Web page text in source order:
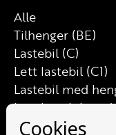
Alle
Tilhenger (BE)
Lastebil (C)
Lett lastebil (C1)
Lastebil med
Lett lastebil med
Buss (D)